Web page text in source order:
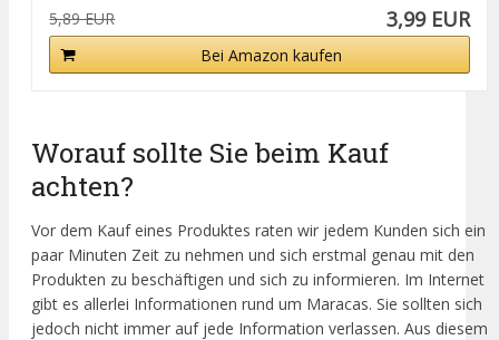
5,89 EUR 3,99 EUR
Bei Amazon kaufen
Worauf sollte Sie beim Kauf
achten?
Vor dem Kauf eines Produktes raten wir jedem Kunden sich ein
paar Minuten Zeit zu nehmen und sich erstmal genau mit den
Produkten zu beschäftigen und sich zu informieren. Im Internet
gibt es allerlei Informationen rund um Maracas. Sie sollten sich
jedoch nicht immer auf jede Information verlassen. Aus diesem